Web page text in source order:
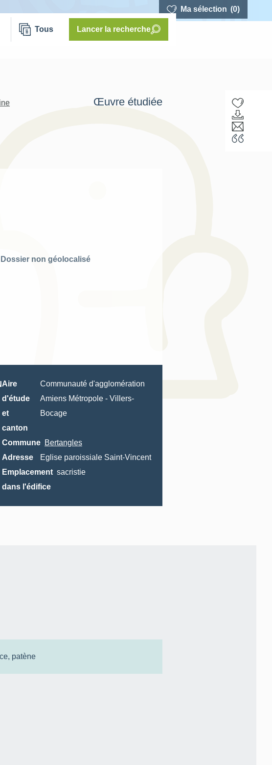
Ma sélection (0)
Tous Lancer la recherche
Œuvre étudiée
Dossier non géolocalisé
Aire
d'étude
et
canton
Communauté d'agglomération
Amiens Métropole - Villers-
Bocage
Commune Bertangles
Adresse
Eglise paroissiale Saint-Vincent
Emplacement
dans l'édifice
sacristie
, patène